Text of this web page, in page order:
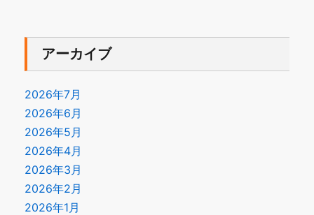
アーカイブ
2026年7月
2026年6月
2026年5月
2026年4月
2026年3月
2026年2月
2026年1月